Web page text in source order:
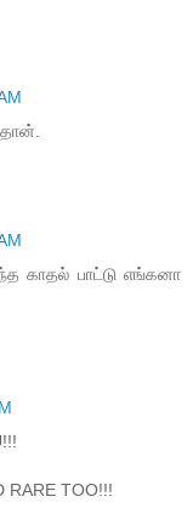
காதல் பாட்டு எங்கனா
RARE TOO!!!